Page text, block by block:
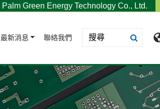
Palm Green Energy Technology Co., Ltd.
最新消息 聯絡我們